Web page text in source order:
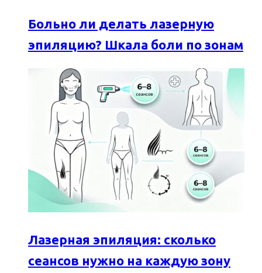
Больно ли делать лазерную
эпиляцию? Шкала боли по зонам
Лазерная эпиляция: сколько
сеансов нужно на каждую зону